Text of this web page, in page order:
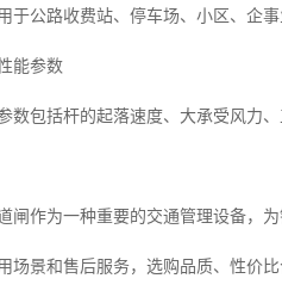
于公路收费站、停车场、小区、企
能参数
数包括杆的起落速度、大承受风力
闸作为一种重要的交通管理设备，
场景和售后服务，选购品质、性价